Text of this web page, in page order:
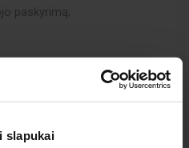
slapukai
paskyrimą;